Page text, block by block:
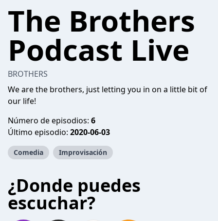
The Brothers
Podcast Live
BROTHERS
We are the brothers, just letting you in on a little bit of
our life!
Número de episodios: 6
Último episodio: 2020-06-03
Comedia Improvisación
¿Donde puedes
escuchar?